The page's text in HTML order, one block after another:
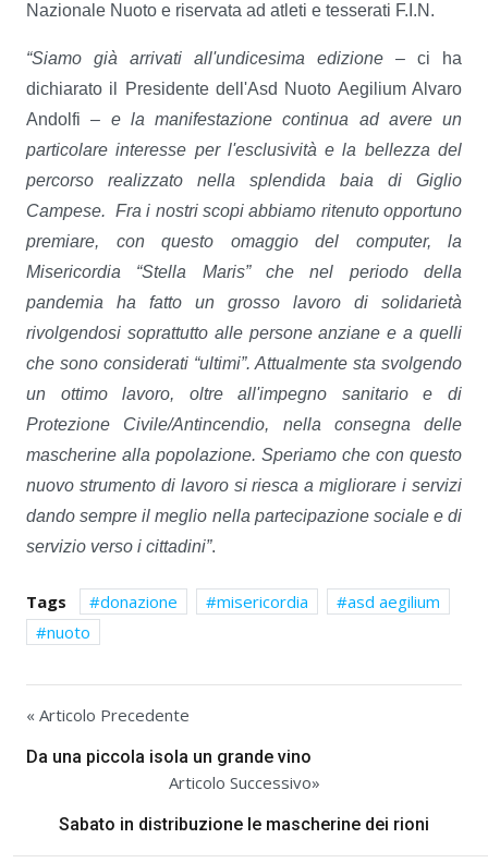
Nazionale Nuoto e riservata ad atleti e tesserati F.I.N.
“Siamo già arrivati all'undicesima edizione – ci ha
dichiarato il Presidente dell'Asd Nuoto Aegilium Alvaro
Andolfi – e la manifestazione continua ad avere un
particolare interesse per l'esclusività e la bellezza del
percorso realizzato nella splendida baia di Giglio
Campese. Fra i nostri scopi abbiamo ritenuto opportuno
premiare, con questo omaggio del computer, la
Misericordia “Stella Maris” che nel periodo della
pandemia ha fatto un grosso lavoro di solidarietà
rivolgendosi soprattutto alle persone anziane e a quelli
che sono considerati “ultimi”. Attualmente sta svolgendo
un ottimo lavoro, oltre all'impegno sanitario e di
Protezione Civile/Antincendio, nella consegna delle
mascherine alla popolazione. Speriamo che con questo
nuovo strumento di lavoro si riesca a migliorare i servizi
dando sempre il meglio nella partecipazione sociale e di
servizio verso i cittadini”.
Tags donazione misericordia
asd aegilium
nuoto
« Articolo Precedente
Da una piccola isola un grande vino
Articolo Successivo»
Sabato in distribuzione le mascherine dei rioni